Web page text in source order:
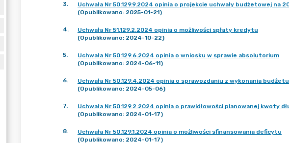
3.
Uchwała Nr 50.129.9.2024 opinia o projekcie uchwały budżetowej na
(Opublikowano: 2025-01-21)
4.
Uchwała Nr 51.129.2.2024 opinia o możliwości spłaty kredytu
(Opublikowano: 2024-10-22)
5.
Uchwała Nr 50.129.6.2024 opinia o wniosku w sprawie absolutorium
(Opublikowano: 2024-06-11)
6.
Uchwała Nr 50.129.4.2024 opinia o sprawozdaniu z wykonania
(Opublikowano: 2024-05-06)
7.
Uchwała Nr 50.129.2.2024 opinia o prawidłowości planowanej kwoty
(Opublikowano: 2024-01-17)
8.
Uchwała Nr 50.129.1.2024 opinia o możliwości sfinansowania deficytu
(Opublikowano: 2024-01-17)